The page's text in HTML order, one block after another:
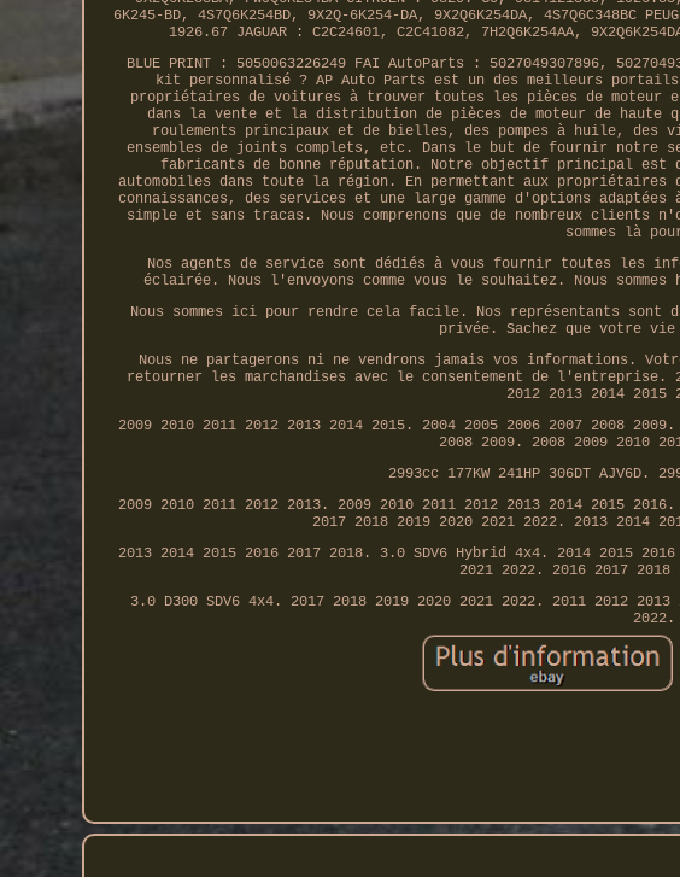
6K245-BD, 4S7Q6K254BD, 9X2Q-6K254-DA, 9X2Q6K254DA,
1926.67 JAGUAR : C2C24601, C2C41082, 7H2Q6K254AA,
BLUE PRINT : 5050063226249 FAI AutoParts : 5027049307896,
kit personnalisé ? AP Auto Parts est un des meilleurs
propriétaires de voitures à trouver toutes les pièces de
dans la vente et la distribution de pièces de moteur de haute
roulements principaux et de bielles, des pompes à huile,
ensembles de joints complets, etc. Dans le but de fournir
fabricants de bonne réputation. Notre objectif principal est
automobiles dans toute la région. En permettant aux propriétaires
connaissances, des services et une large gamme d'options
simple et sans tracas. Nous comprenons que de nombreux clients
sommes là
Nos agents de service sont dédiés à vous fournir toutes les
éclairée. Nous l'envoyons comme vous le souhaitez. Nous
Nous sommes ici pour rendre cela facile. Nos représentants
privée. Sachez que votre
Nous ne partagerons ni ne vendrons jamais vos informations.
retourner les marchandises avec le consentement de l'entreprise.
2012 2013 2014 2015
2009 2010 2011 2012 2013 2014 2015. 2004 2005 2006 2007 2008
2008 2009. 2008 2009 2010
2993cc 177KW 241HP 306DT AJV6D.
2009 2010 2011 2012 2013. 2009 2010 2011 2012 2013 2014 2015
2017 2018 2019 2020 2021 2022. 2013 2014
2013 2014 2015 2016 2017 2018. 3.0 SDV6 Hybrid 4x4. 2014 2015
2021 2022. 2016 2017 2018
3.0 D300 SDV6 4x4. 2017 2018 2019 2020 2021 2022. 2011 2012
2022.